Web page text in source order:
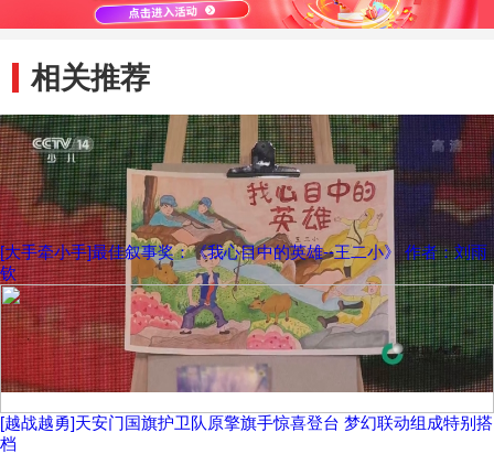
相关推荐
[大手牵小手]最佳叙事奖：《我心目中的英雄--王二小》 作者：刘雨
钦
[越战越勇]天安门国旗护卫队原擎旗手惊喜登台 梦幻联动组成特别搭
档